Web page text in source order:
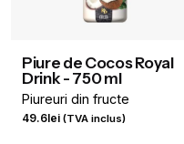
Piure de Cocos Royal
Drink - 750 ml
Piureuri din fructe
49.6lei (TVA inclus)